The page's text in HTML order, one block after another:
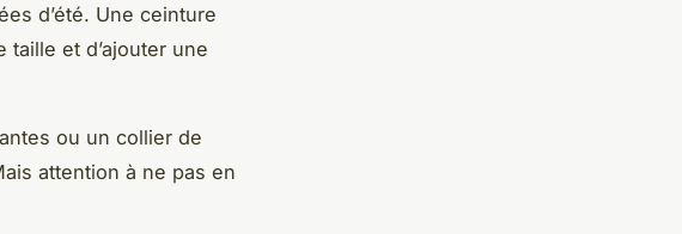
d’été. Une ceinture
et d’ajouter une
ou un collier de
attention à ne pas en